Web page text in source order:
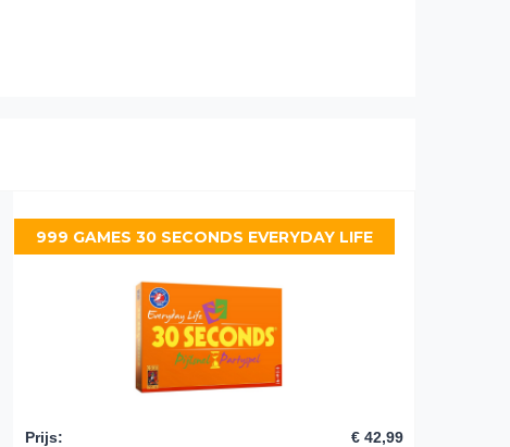
999 GAMES 30 SECONDS EVERYDAY LIFE
Prijs: € 42,99